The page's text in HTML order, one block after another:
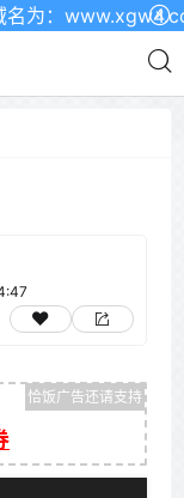
：www.xgw4.com